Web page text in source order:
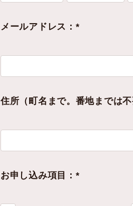
メールアドレス：*
住所（町名まで。番地までは
お申し込み項目：*